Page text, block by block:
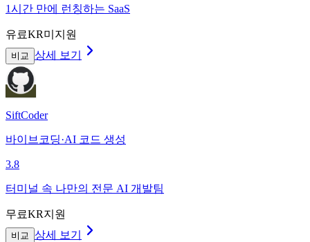
1시간 만에 런칭하는 SaaS
유료KR미지원
비교 상세 보기
SiftCoder
바이브코딩·AI 코드 생성
3.8
터미널 속 나만의 전문 AI 개발팀
무료KR지원
비교 상세 보기